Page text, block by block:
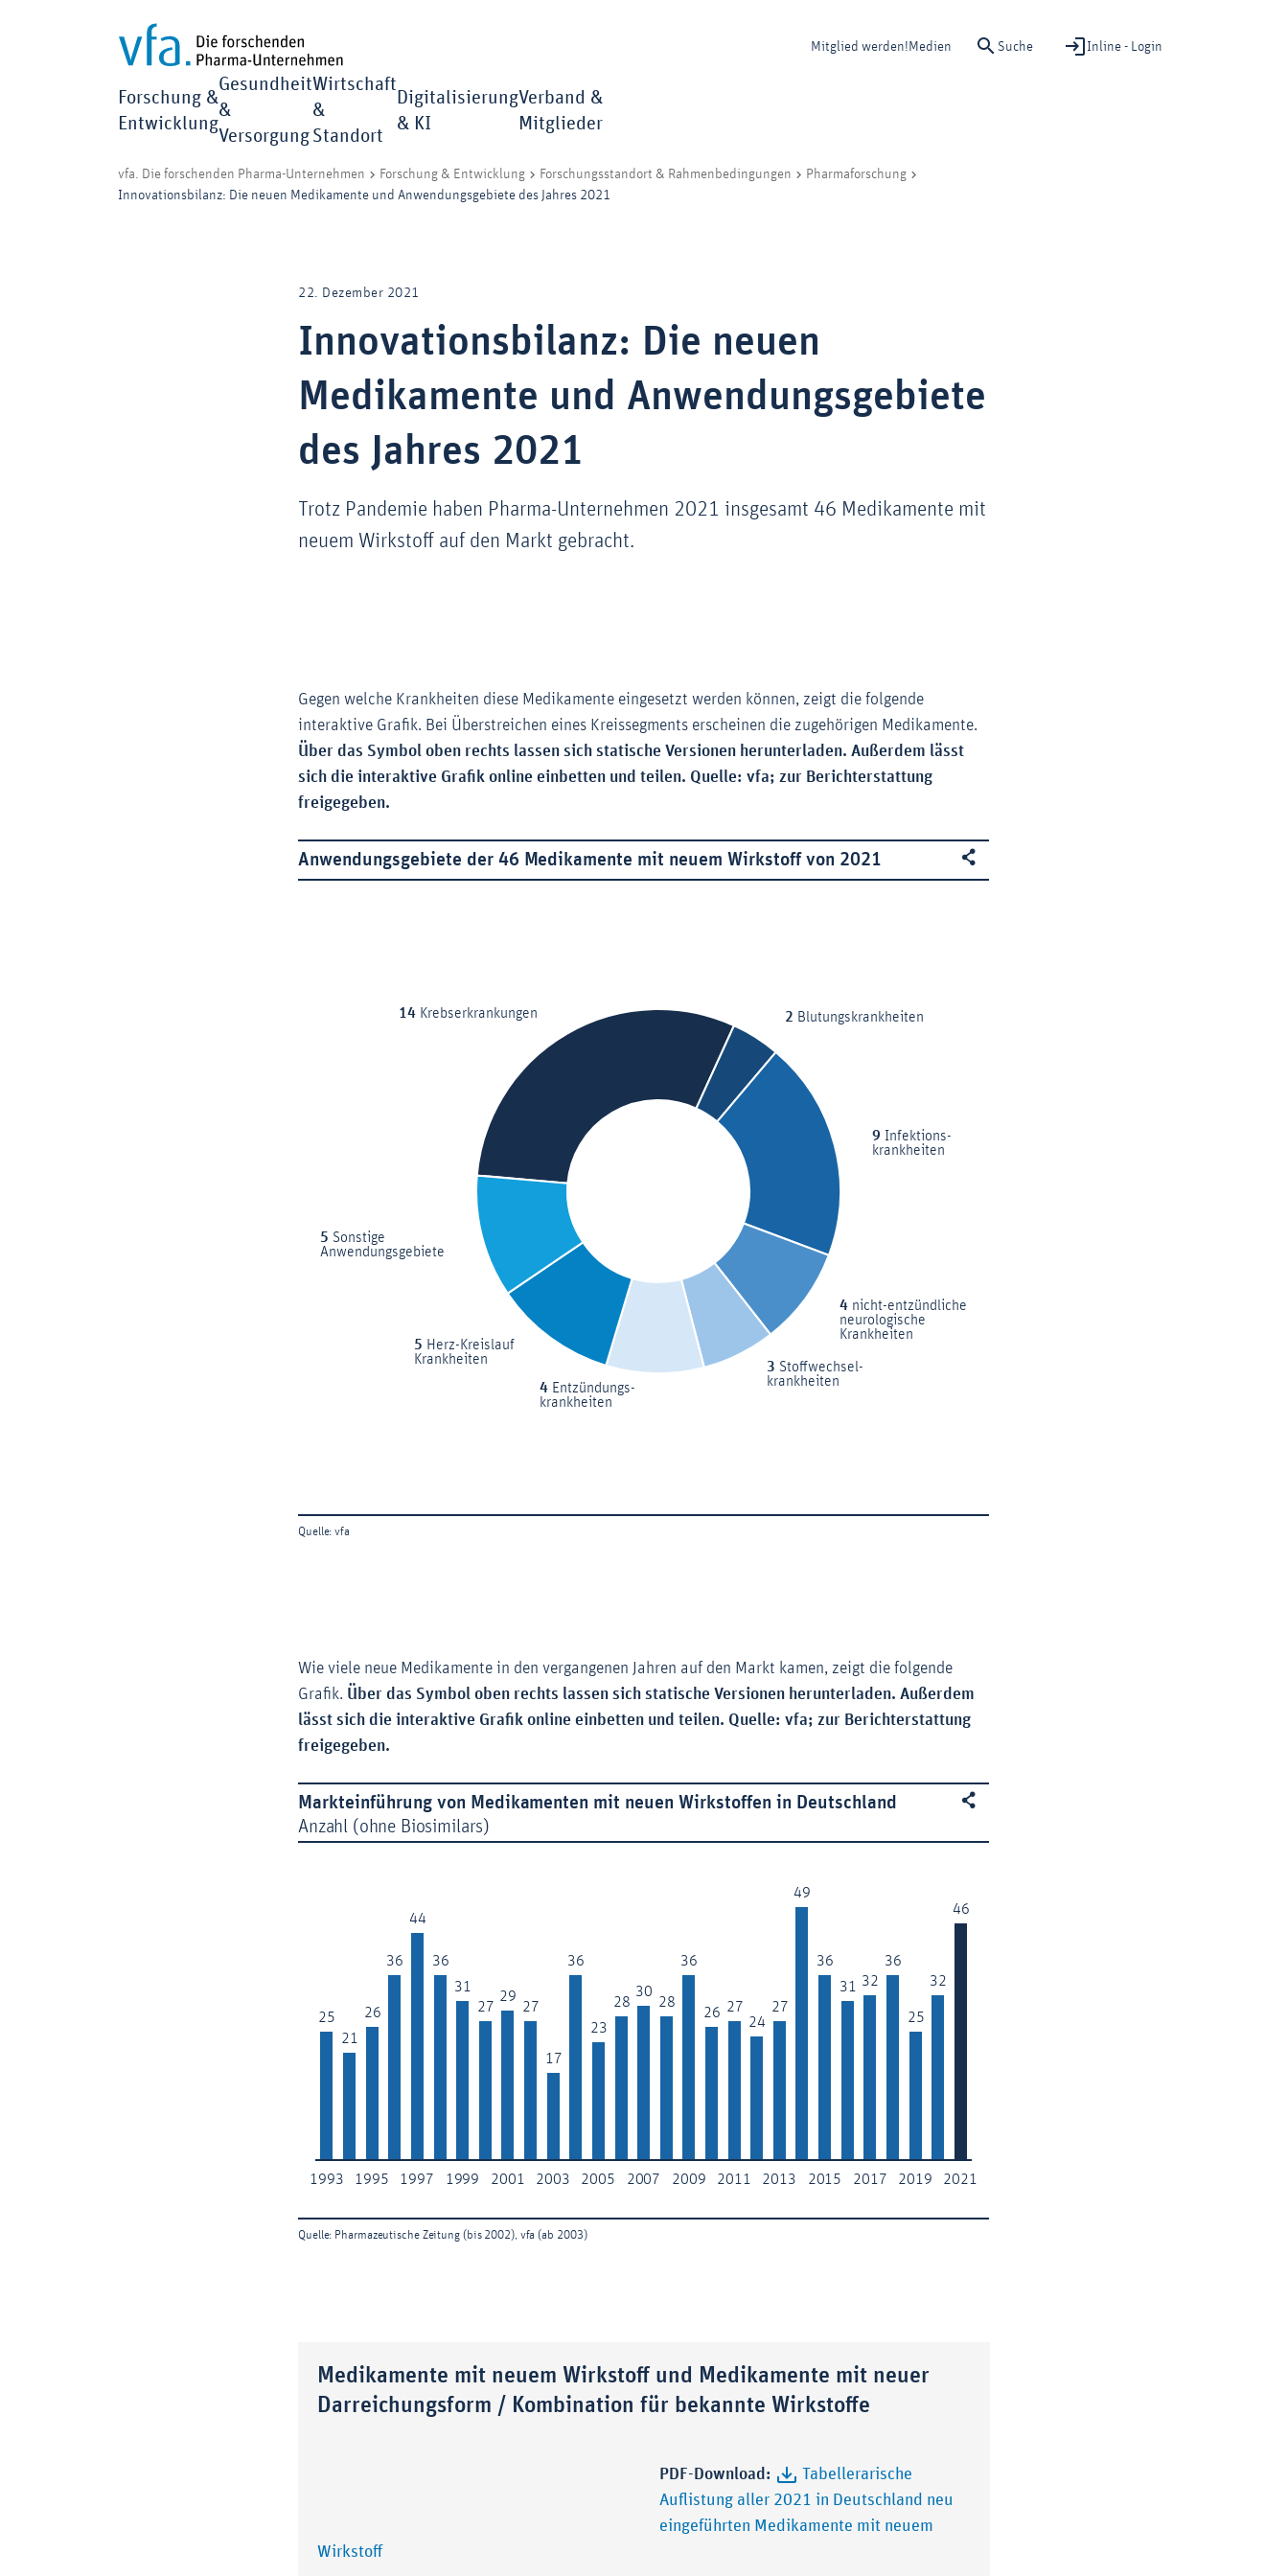
Mitglied werden! Medien Suche Inline - Login
Forschung &
Entwicklung
Gesundheit
&
Versorgung
Wirtschaft
&
Standort
Digitalisierung
& KI
Verband &
Mitglieder
vfa. Die forschenden Pharma-Unternehmen Forschung & Entwicklung Forschungsstandort & Rahmenbedingungen
Pharmaforschung
Innovationsbilanz: Die neuen Medikamente und Anwendungsgebiete des Jahres 2021
22. Dezember 2021
Innovationsbilanz: Die neuen
Medikamente und Anwendungsgebiete
des Jahres 2021
Trotz Pandemie haben Pharma-Unternehmen 2021 insgesamt 46 Medikamente mit
neuem Wirkstoff auf den Markt gebracht.
Gegen welche Krankheiten diese Medikamente eingesetzt werden können, zeigt die folgende
interaktive Grafik. Bei Überstreichen eines Kreissegments erscheinen die zugehörigen Medikamente.
Über das Symbol oben rechts lassen sich statische Versionen herunterladen. Außerdem lässt
sich die interaktive Grafik online einbetten und teilen. Quelle: vfa; zur Berichterstattung
freigegeben.
Wie viele neue Medikamente in den vergangenen Jahren auf den Markt kamen, zeigt die folgende
Grafik. Über das Symbol oben rechts lassen sich statische Versionen herunterladen. Außerdem
lässt sich die interaktive Grafik online einbetten und teilen. Quelle: vfa; zur Berichterstattung
freigegeben.
Medikamente mit neuem Wirkstoff und Medikamente mit neuer
Darreichungsform / Kombination für bekannte Wirkstoffe
PDF-Download:
Tabellerarische
Auflistung aller 2021 in Deutschland neu
eingeführten Medikamente mit neuem
Wirkstoff